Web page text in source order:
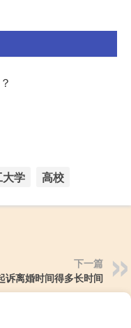
学 高校
下一篇
诉离婚时间得多长时间